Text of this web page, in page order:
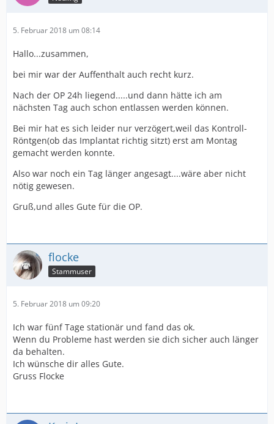
5. Februar 2018 um 08:14
Hallo...zusammen,
bei mir war der Auffenthalt auch recht kurz.
Nach der OP 24h liegend.....und dann hätte ich am
nächsten Tag auch schon entlassen werden können.
Bei mir hat es sich leider nur verzögert,weil das Kontroll-
Röntgen(ob das Implantat richtig sitzt) erst am Montag
gemacht werden konnte.
Also war noch ein Tag länger angesagt....wäre aber nicht
nötig gewesen.
Gruß,und alles Gute für die OP.
flocke
Stammuser
5. Februar 2018 um 09:20
Ich war fünf Tage stationär und fand das ok.
Wenn du Probleme hast werden sie dich sicher auch länger
da behalten.
Ich wünsche dir alles Gute.
Gruss Flocke